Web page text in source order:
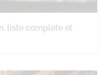
liste complète et